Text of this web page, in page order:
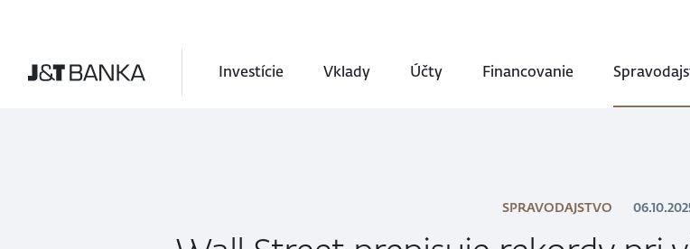
Investície Vklady Účty Financovanie
SPRAVODAJSTVO